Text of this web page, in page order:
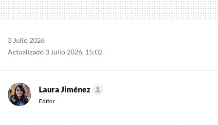
3 Julio 2026
Actualizado 3 Julio 2026, 15:02
Laura Jiménez
Editor